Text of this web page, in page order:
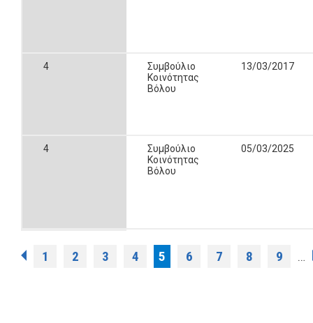
4
Συμβούλιο
Κοινότητας
Βόλου
13/03/2017
4
Συμβούλιο
Κοινότητας
Βόλου
05/03/2025
Σελίδες
1 2 3 4 5 6 7 8 9 …